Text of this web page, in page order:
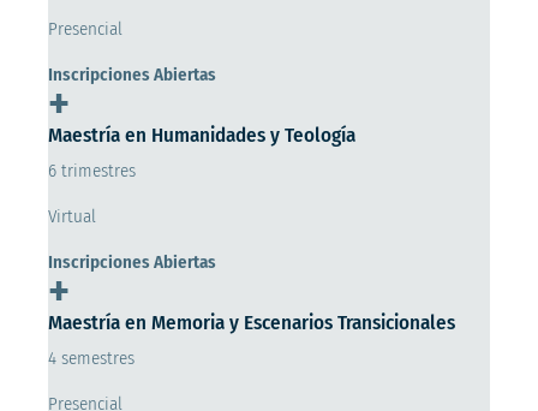
Presencial
Inscripciones Abiertas
+
Maestría en Humanidades y Teología
6 trimestres
Virtual
Inscripciones Abiertas
+
Maestría en Memoria y Escenarios Transicionales
4 semestres
Presencial